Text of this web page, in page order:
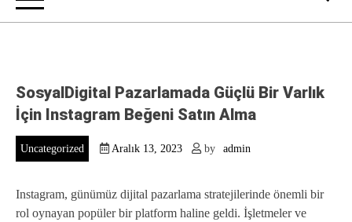
SosyalDigital Pazarlamada Güçlü Bir Varlık
İçin Instagram Beğeni Satın Alma
Uncategorized Aralık 13, 2023 by admin
Instagram, günümüz dijital pazarlama stratejilerinde önemli bir
rol oynayan popüler bir platform haline geldi. İşletmeler ve